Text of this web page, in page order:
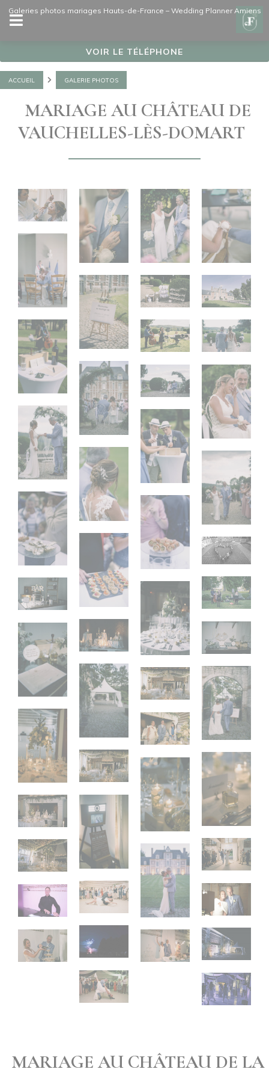
Galeries photos mariages Hauts-de-France – Wedding Planner Amiens
VOIR LE TÉLÉPHONE
ACCUEIL GALERIE PHOTOS
MARIAGE AU CHÂTEAU DE
VAUCHELLES-LÈS-DOMART
MARIAGE AU CHÂTEAU DE LA
Panneau de gestion des cookies